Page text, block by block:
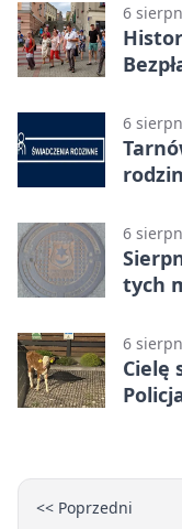
6
6
6
tych
6
Cielę
<< Poprzedni